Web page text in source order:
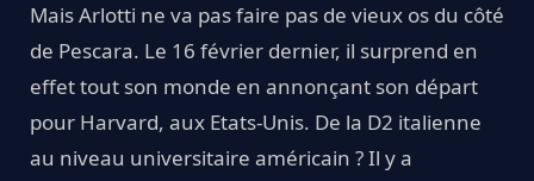
Mais Arlotti ne va pas faire pas de vieux os du côté
de Pescara. Le 16 février dernier, il surprend en
effet tout son monde en annonçant son départ
pour Harvard, aux Etats-Unis. De la D2 italienne
au niveau universitaire américain ? Il y a